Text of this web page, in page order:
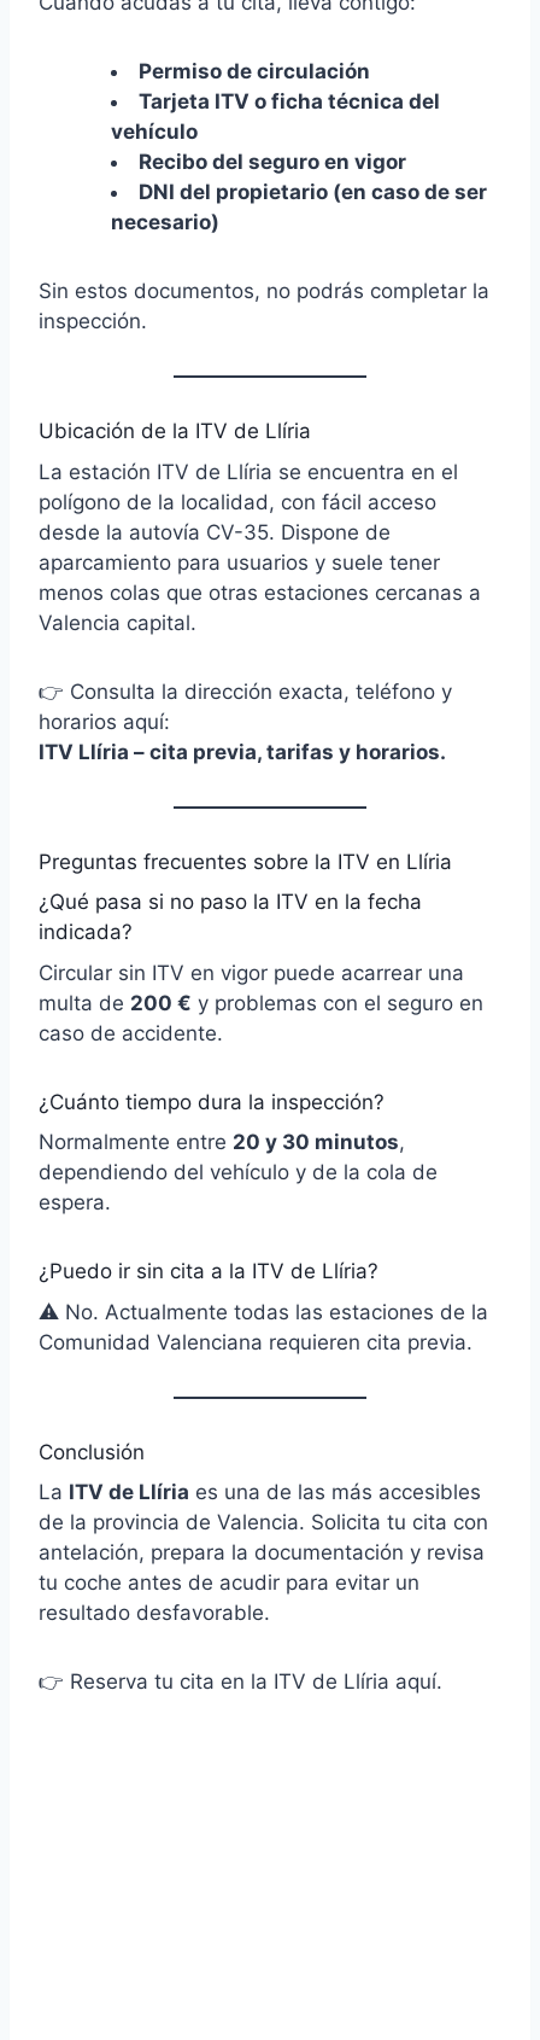
Permiso de circulación
Tarjeta ITV o ficha técnica del
vehículo
Recibo del seguro en vigor
DNI del propietario (en caso de ser
necesario)
Sin estos documentos, no podrás completar la
inspección.
Ubicación de la ITV de Llíria
La estación ITV de Llíria se encuentra en el
polígono de la localidad, con fácil acceso
desde la autovía CV-35. Dispone de
aparcamiento para usuarios y suele tener
menos colas que otras estaciones cercanas a
Valencia capital.
👉 Consulta la dirección exacta, teléfono y
horarios aquí:
ITV Llíria – cita previa, tarifas y horarios.
Preguntas frecuentes sobre la ITV en Llíria
¿Qué pasa si no paso la ITV en la fecha
indicada?
Circular sin ITV en vigor puede acarrear una
multa de 200 € y problemas con el seguro en
caso de accidente.
¿Cuánto tiempo dura la inspección?
Normalmente entre 20 y 30 minutos,
dependiendo del vehículo y de la cola de
espera.
¿Puedo ir sin cita a la ITV de Llíria?
⚠️ No. Actualmente todas las estaciones de la
Comunidad Valenciana requieren cita previa.
Conclusión
La ITV de Llíria es una de las más accesibles
de la provincia de Valencia. Solicita tu cita con
antelación, prepara la documentación y revisa
tu coche antes de acudir para evitar un
resultado desfavorable.
👉 Reserva tu cita en la ITV de Llíria aquí.